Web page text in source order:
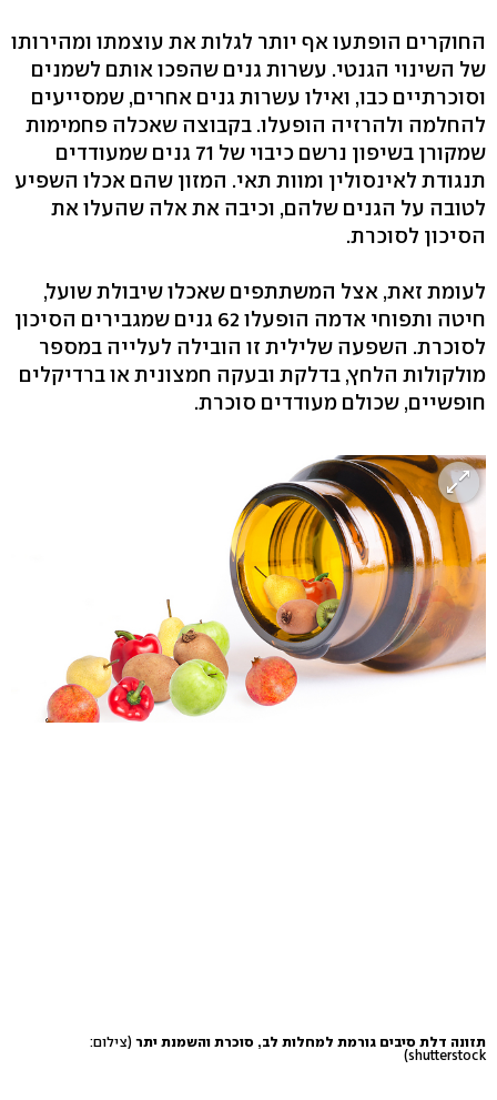
החוקרים הופתעו אף יותר לגלות את עוצמתו ומהירותו
של השינוי הגנטי. עשרות גנים שהפכו אותם לשמנים
וסוכרתיים כבו, ואילו עשרות גנים אחרים, שמסייעים
להחלמה ולהרזיה הופעלו. בקבוצה שאכלה פחמימות
שמקורן בשיפון נרשם כיבוי של 71 גנים שמעודדים
תנגודת לאינסולין ומוות תאי. המזון שהם אכלו השפיע
לטובה על הגנים שלהם, וכיבה את אלה שהעלו את
הסיכון לסוכרת.
לעומת זאת, אצל המשתתפים שאכלו שיבולת שועל,
חיטה ותפוחי אדמה הופעלו 62 גנים שמגבירים הסיכון
לסוכרת. השפעה שלילית זו הובילה לעלייה במספר
מולקולות הלחץ, בדלקת ובעקה חמצונית או ברדיקלים
חופשיים, שכולם מעודדים סוכרת.
תזונה דלת סיבים גורמת למחלות לב, סוכרת והשמנת יתר (צילום:
shutterstock)